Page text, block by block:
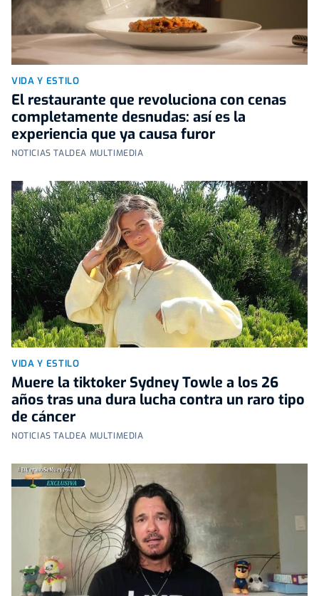
VIDA Y ESTILO
El restaurante que revoluciona con cenas
completamente desnudas: así es la
experiencia que ya causa furor
NOTICIAS TALDEA MULTIMEDIA
VIDA Y ESTILO
Muere la tiktoker Sydney Towle a los 26
años tras una dura lucha contra un raro tipo
de cáncer
NOTICIAS TALDEA MULTIMEDIA